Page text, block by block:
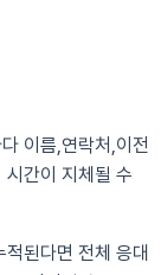
이름,연락처,이전
간이 지체될 수
된다면 전체 응대